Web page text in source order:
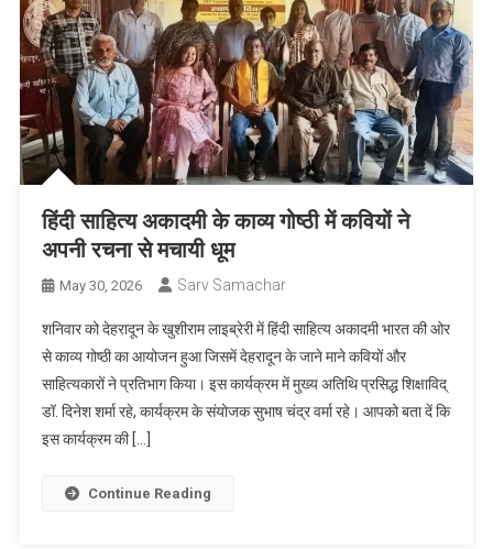
हिंदी साहित्य अकादमी के काव्य गोष्ठी में कवियों ने
अपनी रचना से मचायी धूम
May 30, 2026 Sarv Samachar
शनिवार को देहरादून के खुशीराम लाइब्रेरी में हिंदी साहित्य अकादमी भारत की ओर
से काव्य गोष्ठी का आयोजन हुआ जिसमें देहरादून के जाने माने कवियों और
साहित्यकारों ने प्रतिभाग किया। इस कार्यक्रम में मुख्य अतिथि प्रसिद्ध शिक्षाविद्
डॉ. दिनेश शर्मा रहे, कार्यक्रम के संयोजक सुभाष चंद्र वर्मा रहे। आपको बता दें कि
इस कार्यक्रम की […]
Continue Reading